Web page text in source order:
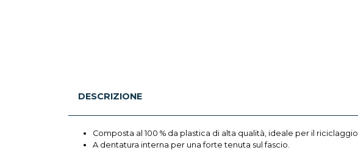
DESCRIZIONE
Composta al 100 % da plastica di alta qualità, ideale per il riciclaggio.
A dentatura interna per una forte tenuta sul fascio.